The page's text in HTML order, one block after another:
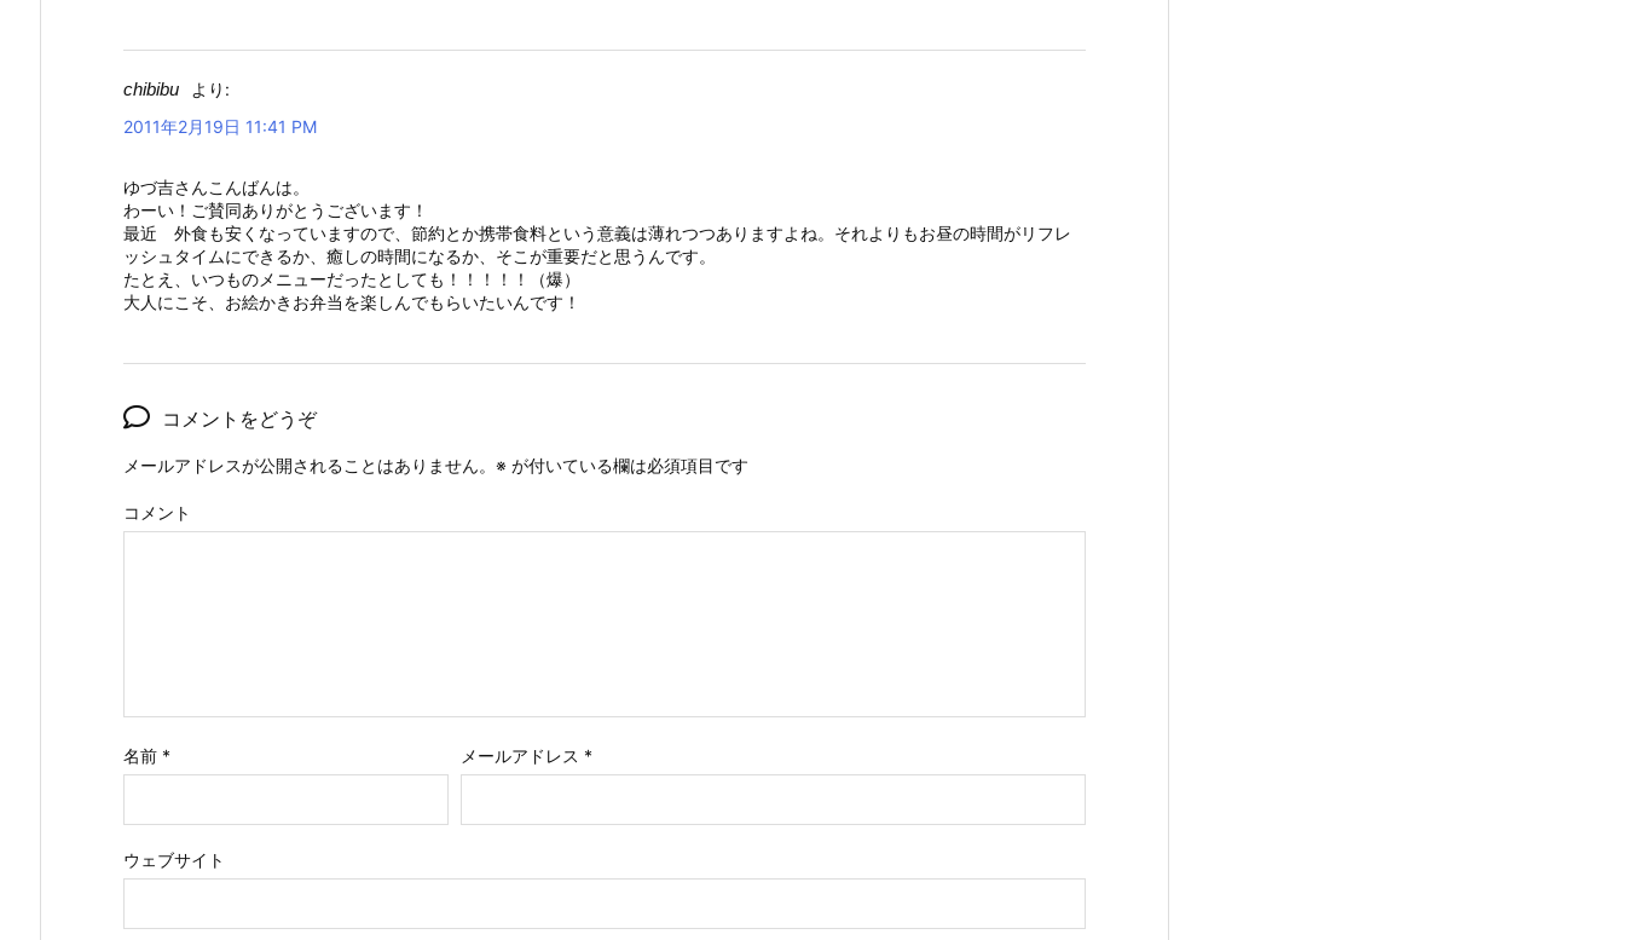
chibibu
より:
2011年2月19日 11:41 PM
ゆづ吉さんこんばんは。
わーい！ご賛同ありがとうございます！
最近 外食も安くなっていますので、節約とか携帯食料という意義は薄れつつありますよね。それよりもお昼の時間がリフレ
ッシュタイムにできるか、癒しの時間になるか、そこが重要だと思うんです。
たとえ、いつものメニューだったとしても！！！！！（爆）
大人にこそ、お絵かきお弁当を楽しんでもらいたいんです！
コメントをどうぞ
メールアドレスが公開されることはありません。 ※ が付いている欄は必須項目です
コメント
名前 * メールアドレス *
ウェブサイト